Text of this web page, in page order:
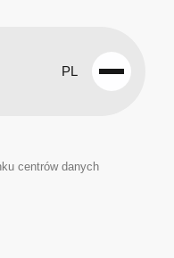
PL
Open
centrów danych